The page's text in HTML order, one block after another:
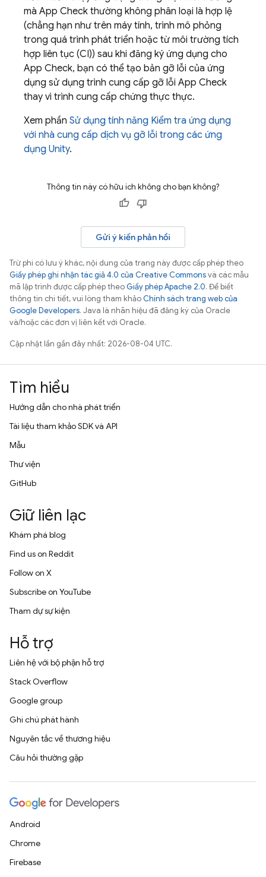
mà App Check thường không phân loại là hợp lệ
(chẳng hạn như trên máy tính, trình mô phỏng
trong quá trình phát triển hoặc từ môi trường tích
hợp liên tục (CI)) sau khi đăng ký ứng dụng cho
App Check, bạn có thể tạo bản gỡ lỗi của ứng
dụng sử dụng trình cung cấp gỡ lỗi App Check
thay vì trình cung cấp chứng thực thực.
Xem phần Sử dụng tính năng Kiểm tra ứng dụng
với nhà cung cấp dịch vụ gỡ lỗi trong các ứng
dụng Unity.
Thông tin này có hữu ích không cho bạn không?
Gửi ý kiến phản hồi
Trừ phi có lưu ý khác, nội dung của trang này được cấp phép theo
Giấy phép ghi nhận tác giả 4.0 của Creative Commonsvà các mẫu
mã lập trình được cấp phép theoGiấy phép Apache 2.0. Để biết
thông tin chi tiết, vui lòng tham khảoChính sách trang web của
Google Developers. Java là nhãn hiệu đã đăng ký của Oracle
và/hoặc các đơn vị liên kết với Oracle.
Cập nhật lần gần đây nhất: 2026-08-04 UTC.
Tìm hiểu
Hướng dẫn cho nhà phát triển
Tài liệu tham khảo SDK và API
Mẫu
Thư viện
GitHub
Giữ liên lạc
Khám phá blog
Find us on Reddit
Follow on X
Subscribe on YouTube
Tham dự sự kiện
Hỗ trợ
Liên hệ với bộ phận hỗ trợ
Stack Overflow
Google group
Ghi chú phát hành
Nguyên tắc về thương hiệu
Câu hỏi thường gặp
Android
Chrome
Firebase